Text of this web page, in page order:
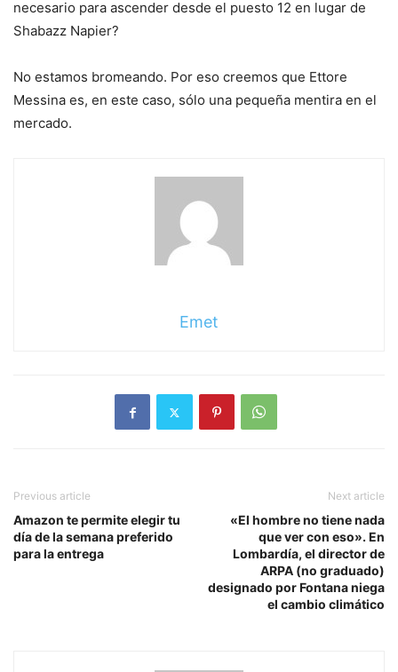
necesario para ascender desde el puesto 12 en lugar de
Shabazz Napier?
No estamos bromeando. Por eso creemos que Ettore
Messina es, en este caso, sólo una pequeña mentira en el
mercado.
Emet
Previous article
Amazon te permite elegir tu
día de la semana preferido
para la entrega
Next article
«El hombre no tiene nada
que ver con eso». En
Lombardía, el director de
ARPA (no graduado)
designado por Fontana niega
el cambio climático